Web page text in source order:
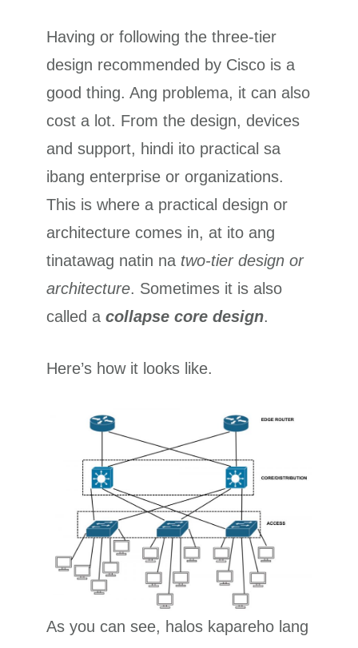
Having or following the three-tier
design recommended by Cisco is a
good thing. Ang problema, it can also
cost a lot. From the design, devices
and support, hindi ito practical sa
ibang enterprise or organizations.
This is where a practical design or
architecture comes in, at ito ang
tinatawag natin na two-tier design or
architecture. Sometimes it is also
called acollapse core design.
Here’s how it looks like.
As you can see, halos kapareho lang